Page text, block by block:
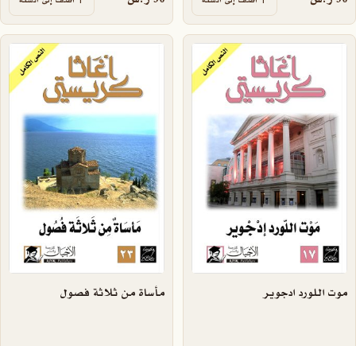
موت اللورد ادجوير مأساة من ثلاثة فصول